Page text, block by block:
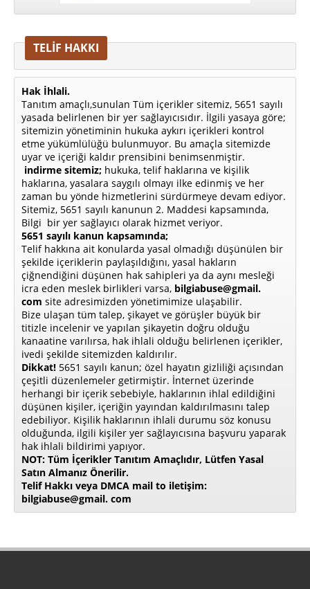
TELİF HAKKI
Hak İhlali.
Tanıtım amaçlı,sunulan Tüm içerikler sitemiz, 5651 sayılı
yasada belirlenen bir yer sağlayıcısıdır. İlgili yasaya göre;
sitemizin yönetiminin hukuka aykırı içerikleri kontrol
etme yükümlülüğü bulunmuyor. Bu amaçla sitemizde
uyar ve içeriği kaldır prensibini benimsenmiştir.
indirme sitemiz; hukuka, telif haklarına ve kişilik
haklarına, yasalara saygılı olmayı ilke edinmiş ve her
zaman bu yönde hizmetlerini sürdürmeye devam ediyor.
Sitemiz, 5651 sayılı kanunun 2. Maddesi kapsamında,
Bilgi bir yer sağlayıcı olarak hizmet veriyor.
5651 sayılı kanun kapsamında;
Telif hakkına ait konularda yasal olmadığı düşünülen bir
şekilde içeriklerin paylaşıldığını, yasal hakların
çiğnendiğini düşünen hak sahipleri ya da aynı mesleği
icra eden meslek birlikleri varsa, bilgiabuse@gmail.
com site adresimizden yönetimimize ulaşabilir.
Bize ulaşan tüm talep, şikayet ve görüşler büyük bir
titizle incelenir ve yapılan şikayetin doğru olduğu
kanaatine varılırsa, hak ihlali olduğu belirlenen içerikler,
ivedi şekilde sitemizden kaldırılır.
Dikkat! 5651 sayılı kanun; özel hayatın gizliliği açısından
çeşitli düzenlemeler getirmiştir. İnternet üzerinde
herhangi bir içerik sebebiyle, haklarının ihlal edildiğini
düşünen kişiler, içeriğin yayından kaldırılmasını talep
edebiliyor. Kişilik haklarının ihlali durumu söz konusu
olduğunda, ilgili kişiler yer sağlayıcısına başvuru yaparak
hak ihlali bildirimi yapıyor.
NOT: Tüm İçerikler Tanıtım Amaçlıdır, Lütfen Yasal
Satın Almanız Önerilir.
Telif Hakkı veya DMCA mail to iletişim:
bilgiabuse@gmail. com